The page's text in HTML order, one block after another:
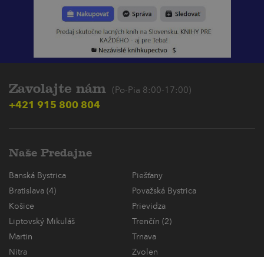
Zavolajte nám (Po-Pia 8:00-17:00)
+421 915 800 804
Naše Predajne
Banská Bystrica
Piešťany
Bratislava (4)
Považská Bystrica
Košice
Prievidza
Liptovský Mikuláš
Trenčín (2)
Martin
Trnava
Nitra
Zvolen